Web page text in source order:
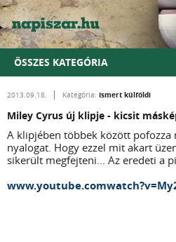
ÖSSZES KATEGÓRIA
2013.09.18. Kategória: Ismert külföldi
Miley Cyrus új klipje - kicsit
A klipjében többek között pofozza
nyalogat. Hogy ezzel mit akart
sikerült megfejteni... Az eredeti a